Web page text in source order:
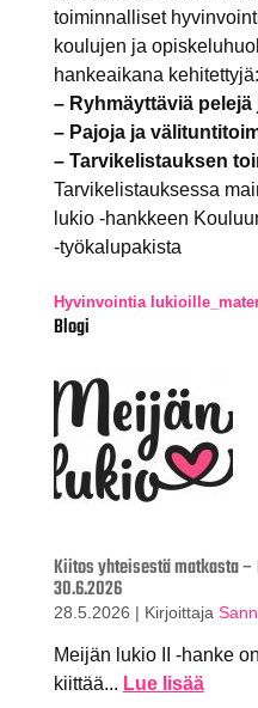
toiminnalliset
koulujen ja
hankeaikana kehitettyjä:
– Ryhmäyttäviä pelejä
– Pajoja ja
– Tarvikelistauksen
Tarvikelistauksessa
lukio -hankkeen
-työkalupakista
Hyvinvointia
Blogi
Kiitos yhteisestä matkasta
30.6.2026
28.5.2026 | Kirjoittaja
Meijän lukio II -hanke
kiittää... Lue lisää